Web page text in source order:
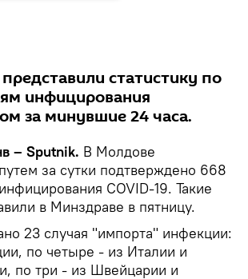
статистику по
инфицирования
за минувшие 24 часа.
– Sputnik. В Молдове
за сутки подтверждено 668
COVID-19. Такие
в Минздраве в пятницу.
23 случая "импорта" инфекции:
по четыре - из Италии и
по три - из Швейцарии и